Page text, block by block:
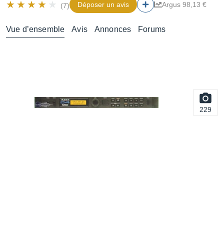
(7) Déposer un avis Argus 98,13 €
Vue d’ensemble Avis Annonces Forums
229